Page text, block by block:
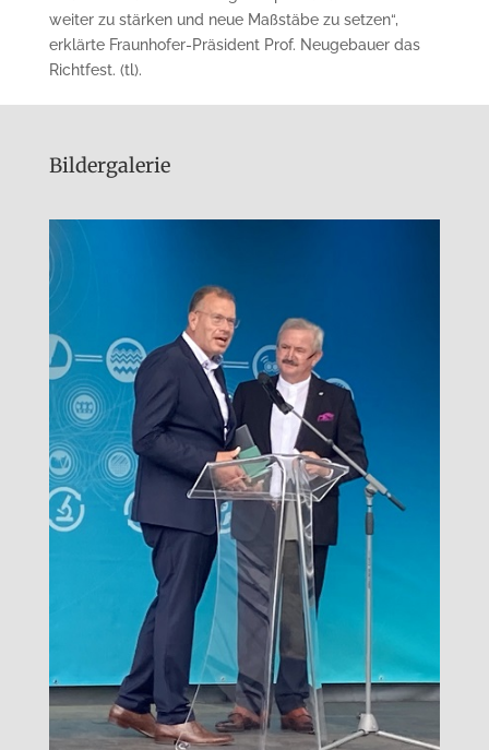
weiter zu stärken und neue Maßstäbe zu setzen“,
erklärte Fraunhofer-Präsident Prof. Neugebauer das
Richtfest. (tl).
Bildergalerie